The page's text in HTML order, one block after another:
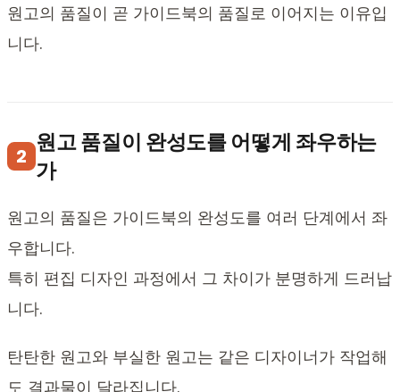
원고의 품질이 곧 가이드북의 품질로 이어지는 이유입
니다.
2 원고 품질이 완성도를 어떻게 좌우하는
가
원고의 품질은 가이드북의 완성도를 여러 단계에서 좌
우합니다.
특히 편집 디자인 과정에서 그 차이가 분명하게 드러납
니다.
탄탄한 원고와 부실한 원고는 같은 디자이너가 작업해
도 결과물이 달라집니다.